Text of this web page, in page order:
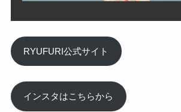
RYUFURI公式サイト
インスタはこちらから